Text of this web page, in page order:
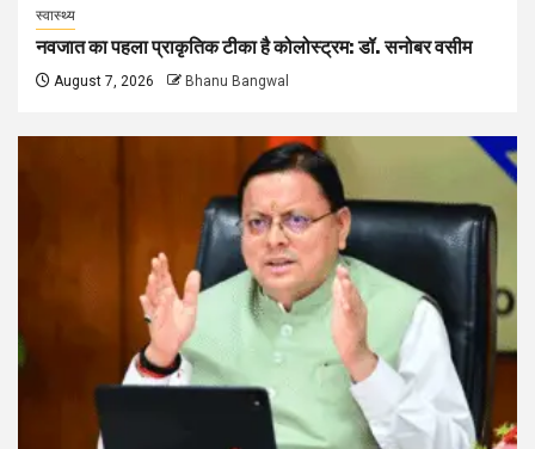
स्वास्थ्य
नवजात का पहला प्राकृतिक टीका है कोलोस्ट्रम: डॉ. सनोबर वसीम
August 7, 2026 Bhanu Bangwal